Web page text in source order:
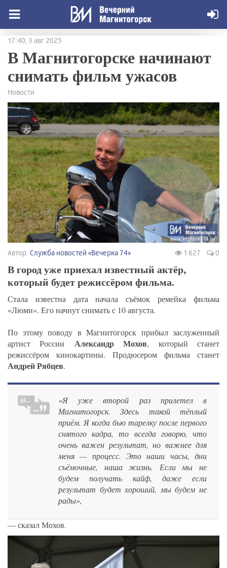
17:40, 3 авг 2025
В Магнитогорске начинают
снимать фильм ужасов
Новости
Автор: Служба новостей «Вечерка 74» 1 627 0
В город уже приехал известный актёр,
который будет режиссёром фильма.
Стала известна дата начала съёмок ремейка фильма
«Люми». Его начнут снимать с 10 августа.
По этому поводу в Магнитогорск прибыл заслуженный
артист России Александр Мохов, который станет
режиссёром кинокартины. Продюсером фильма станет
Андрей Рябцев.
«Я уже второй раз прилетел в
Магнитогорск. Здесь такой тёплый
приём. Я когда бью тарелку после первого
снятого кадра, то всегда говорю, что
очень важен результат, но важнее для
меня — процесс. Это наши часы, дни
съёмочные, наша жизнь. Если мы не
будем получать кайф, даже если
результат будет хороший, мы будем не
рады»,
— сказал Мохов.